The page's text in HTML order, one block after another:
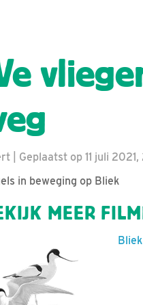
| Geplaatst op 11 juli 2021,
in beweging op Bliek
MEER
Bliek